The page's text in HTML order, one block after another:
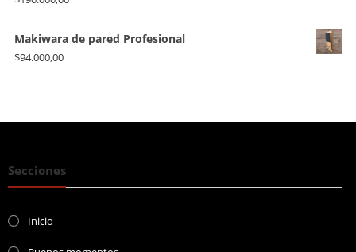
Makiwara de pared Profesional
$94.000,00
Secciones
Inicio